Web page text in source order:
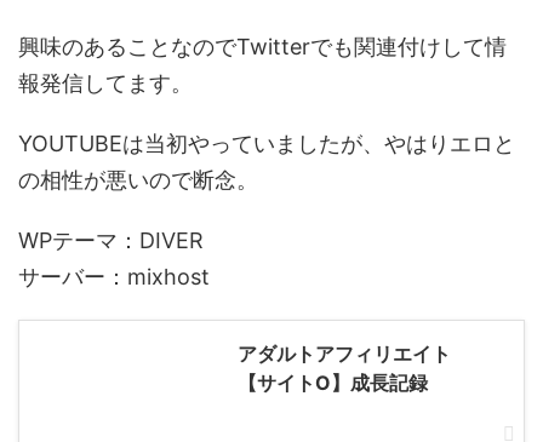
興味のあることなのでTwitterでも関連付けして情
報発信してます。
YOUTUBEは当初やっていましたが、やはりエロと
の相性が悪いので断念。
WPテーマ：DIVER
サーバー：mixhost
アダルトアフィリエイト
【サイトO】成長記録